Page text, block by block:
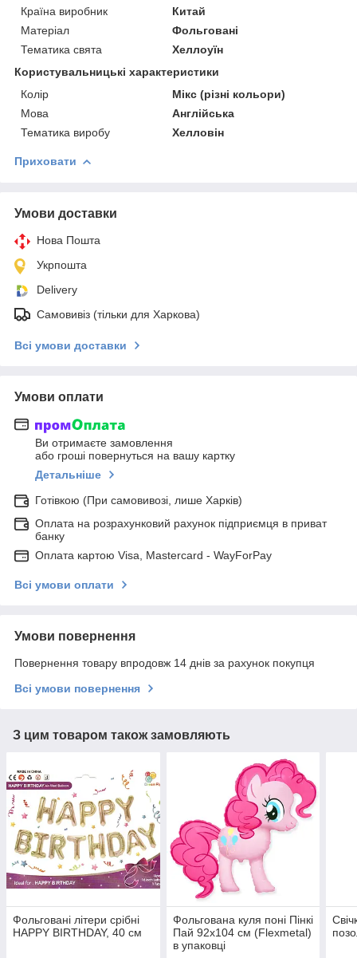
Країна виробник
Китай
Матеріал
Фольговані
Тематика свята
Хеллоуїн
Користувальницькі характеристики
Колір
Мікс (різні кольори)
Мова
Англійська
Тематика виробу
Хелловін
Приховати
Умови доставки
Нова Пошта
Укрпошта
Delivery
Самовивіз (тільки для Харкова)
Всі умови доставки
Умови оплати
Ви отримаєте замовлення
або гроші повернуться на вашу картку
Детальніше
Готівкою (При самовивозі, лише Харків)
Оплата на розрахунковий рахунок підприємця в приват
банку
Оплата картою Visa, Mastercard - WayForPay
Всі умови оплати
Умови повернення
Повернення товару впродовж 14 днів за рахунок покупця
Всі умови повернення
З цим товаром також замовляють
Фольговані літери срібні
HAPPY BIRTHDAY, 40 см
Фольгована куля поні Пінкі
Пай 92х104 см (Flexmetal)
в упаковці